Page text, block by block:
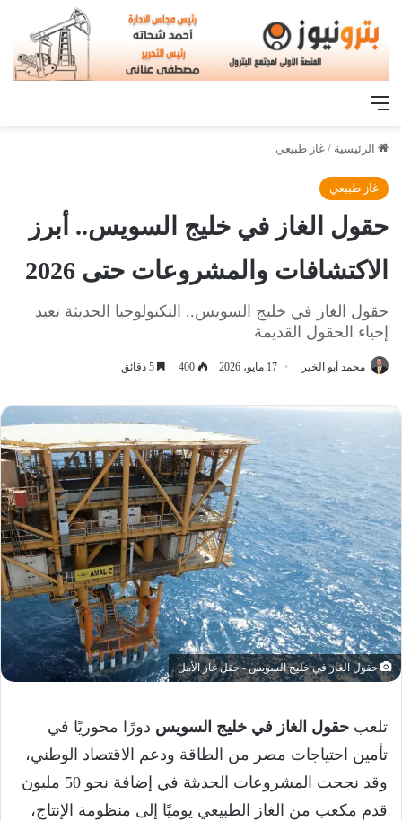
القائمة
الرئيسية / غاز طبيعي
غاز طبيعي
حقول الغاز في خليج السويس.. أبرز
الاكتشافات والمشروعات حتى 2026
حقول الغاز في خليج السويس.. التكنولوجيا الحديثة تعيد
إحياء الحقول القديمة
محمد أبو الخير 17 مايو، 2026 400
حقول الغاز في خليج السويس - حقل غاز الأمل
تلعب حقول الغاز في خليج السويس دورًا محوريًا في
تأمين احتياجات مصر من الطاقة ودعم الاقتصاد الوطني،
وقد نجحت المشروعات الحديثة في إضافة نحو 50 مليون
قدم مكعب من الغاز الطبيعي يوميًا إلى منظومة الإنتاج،